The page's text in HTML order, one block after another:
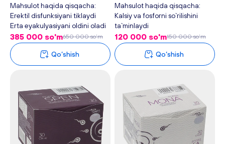
Eropen 700, 30
kapsula Plan baby
Mahsulot haqida qisqacha:
Erektil disfunksiyani tiklaydi
Erta eyakulyasiyani oldini oladi
Erkaklar potensiyasini oshiradi
385 000 so'm650 000 so'm
Qo‘shish
baby, 90 tabletka
Mahsulot haqida qisqacha:
Kalsiy va fosforni so`rilishini
ta`minlaydi
Bolalarda Raxit kasalligini oldini
oladi
Metobolizmni tezlashtiradi
Immunitetni
chidamliligini oshiradi
Reproduktiv salomatlikni
mustahkamlaydi
Endokrin tizimi faoliyatini
tartibga soladi
120 000 so'm150 000 so'm
Qo‘shish